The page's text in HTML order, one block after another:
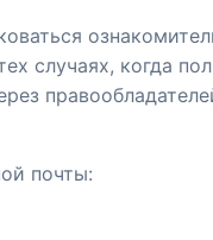
случаях, когда
почты: